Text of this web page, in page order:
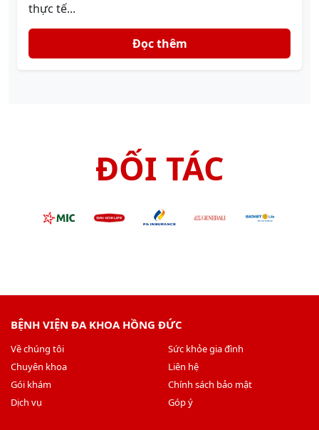
thực tế...
Đọc thêm
ĐỐI TÁC
BỆNH VIỆN ĐA KHOA HỒNG ĐỨC
Về chúng tôi
Chuyên khoa
Gói khám
Dịch vụ
Sức khỏe gia đình
Liên hệ
Chính sách bảo mật
Góp ý